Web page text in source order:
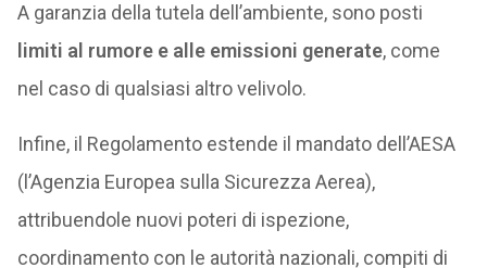
A garanzia della tutela dell’ambiente, sono posti
limiti al rumore e alle emissioni generate, come
nel caso di qualsiasi altro velivolo.
Infine, il Regolamento estende il mandato dell’AESA
(l’Agenzia Europea sulla Sicurezza Aerea),
attribuendole nuovi poteri di ispezione,
coordinamento con le autorità nazionali, compiti di